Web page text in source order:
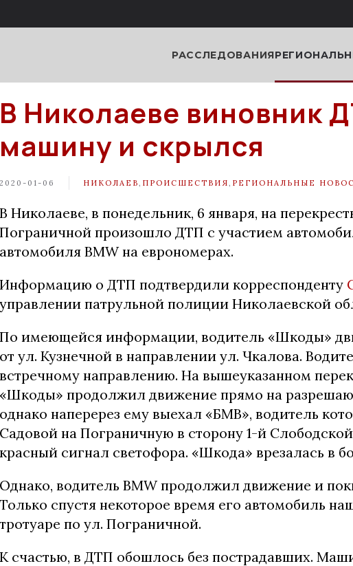
РАССЛЕДОВАНИЯ
В Николаеве виновник
машину и скрылся
2020-01-06 НИКОЛАЕВ ПРОИСШЕСТВИЯ РЕГИОНАЛЬНЫЕ
В Николаеве, в понедельник, 6 января, на
Пограничной произошло ДТП с участием
автомобиля BMW на еврономерах.
Информацию о ДТП подтвердили корреспонденту
управлении патрульной полиции Николаевской
По имеющейся информации, водитель «Шкоды»
от ул. Кузнечной в направлении ул. Чкалова.
встречному направлению. На вышеуказанном
«Шкоды» продолжил движение прямо на
однако наперерез ему выехал «БМВ», водитель
Садовой на Пограничную в сторону 1-й
красный сигнал светофора. «Шкода» врезалась в
Однако, водитель BMW продолжил движение и
Только спустя некоторое время его автомобиль
тротуаре по ул. Пограничной.
К счастью, в ДТП обошлось без пострадавших.